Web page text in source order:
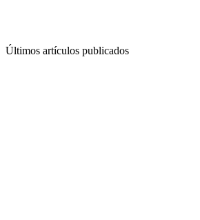
Últimos artículos publicados